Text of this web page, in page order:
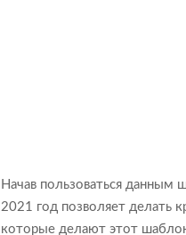
Начав пользоваться данным
2021 год позволяет делать
которые делают этот